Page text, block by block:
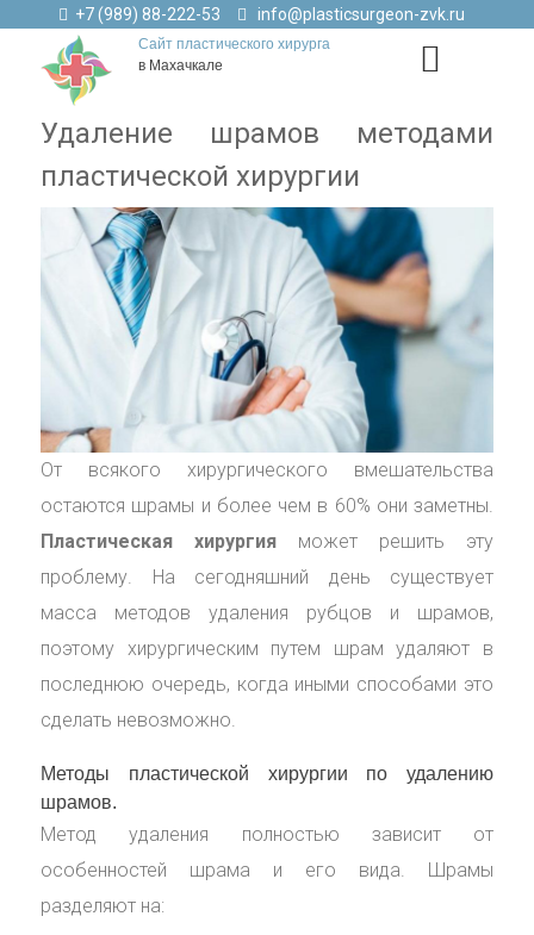
+7 (989) 88-222-53 info@plasticsurgeon-zvk.ru
Сайт пластического хирурга
в Махачкале
Удаление шрамов методами
пластической хирургии
От всякого хирургического вмешательства
остаются шрамы и более чем в 60% они заметны.
Пластическая хирургия может решить эту
проблему. На сегодняшний день существует
масса методов удаления рубцов и шрамов,
поэтому хирургическим путем шрам удаляют в
последнюю очередь, когда иными способами это
сделать невозможно.
Методы пластической хирургии по удалению
шрамов.
Метод удаления полностью зависит от
особенностей шрама и его вида. Шрамы
разделяют на: